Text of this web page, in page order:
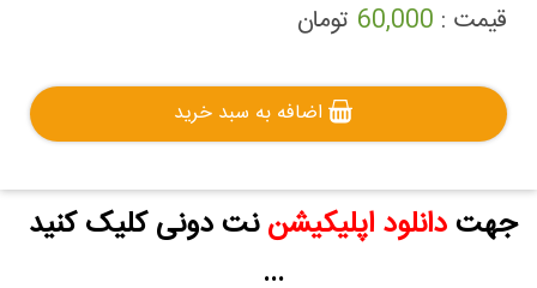
قیمت : 60,000 تومان
اضافه به سبد خرید
جهتدانلود اپلیکیشن نت دونی کلیک کنید
...